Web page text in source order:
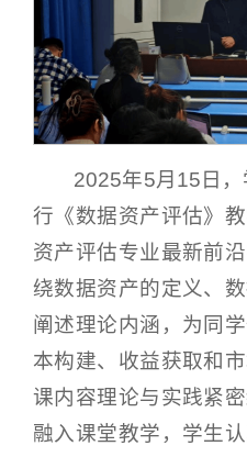
2025年5月15日
行《数据资产评估》
资产评估专业最新前
绕数据资产的定义、
阐述理论内涵，为同
本构建、收益获取和
课内容理论与实践紧
融入课堂教学，学生